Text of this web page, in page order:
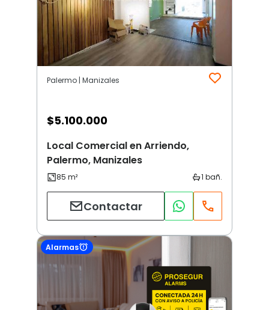
Palermo | Manizales
$5.100.000
Local Comercial en Arriendo,
Palermo, Manizales
Contactar
Alarmas